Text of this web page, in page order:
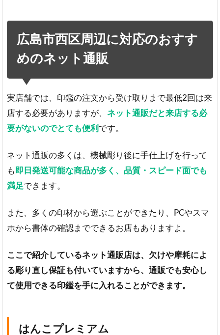
広島市西区周辺に対応のおすす
めのネット通販
実店舗では、印鑑の注文から受け取りまで最低2回は来
店する必要がありますが、 ネット通販だと来店する必
要がないのでとても便利 です。
ネット通販の多くは、機械彫り後に手仕上げを行って
も即日発送可能な商品が多く、品質・スピード面でも
満足できます。
また、多くの印材から選ぶことができたり、PCやスマ
ホから書体の確認までできるお店もありますよ。
ここで紹介しているネット通販店は、欠けや摩耗によ
る彫り直し保証も付いていますから、通販でも安心し
て使用できる印鑑を手に入れることができます。
はんこプレミアム